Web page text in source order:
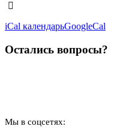
iCal календарьGoogleCal
Остались вопросы?
Мы в соцсетях: